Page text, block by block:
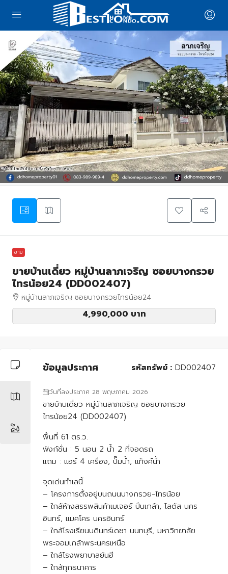
ขาย
ขายบ้านเดี่ยว หมู่บ้านลาภเจริญ ซอยบางกรวย
ไทรน้อย24 (DD002407)
หมู่บ้านลาภเจริญ ซอยบางกรวยไทรน้อย24
4,990,000 บาท
ข้อมูลประกาศ รหัสทรัพย์ : DD002407
วันที่ลงประกาศ 28 พฤษภาคม 2026
ขายบ้านเดี่ยว หมู่บ้านลาภเจริญ ซอยบางกรวย
ไทรน้อย24 (DD002407)
พื้นที่ 61 ตร.ว.
ฟังก์ชั่น : 5 นอน 2 น้ำ 2 ที่จอดรถ
แถม : แอร์ 4 เครื่อง, ปั๊มน้ำ, แท็งค์น้ำ
จุดเด่นทำเลนี้
– โครงการตั้งอยู่บนถนนบางกรวย-ไทรน้อย
– ใกล้ห้างสรรพสินค้าเมเจอร์ ปิ่นเกล้า, โลตัส นคร
อินทร์, แมคโคร นครอินทร์
– ใกล้โรงเรียนบดินทร์เดชา นนทบุรี, มหาวิทยาลัย
พระจอมเกล้าพระนครเหนือ
– ใกล้โรงพยาบาลยันฮี
– ใกล้ทุกธนาคาร